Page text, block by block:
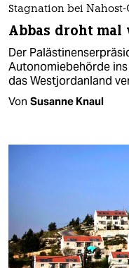
Stagnation bei Nahost-
Abbas droht mal
Der
Autonomiebehörde
das Westjordanland
Von Susanne Knaul